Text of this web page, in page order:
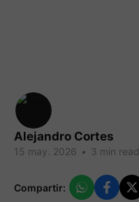
Alejandro Cortes
15 may. 2026 • 3 min read
Compartir: